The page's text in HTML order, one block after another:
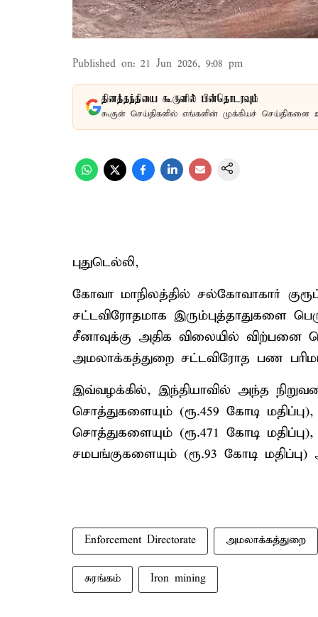
Published on: 21 Jun 2026, 9:08 pm
தினத்தந்தியை கூகுளில் பின்தொடரவும்
கூகுள் செய்திகளில் எங்களின் முக்கியச் செய்திகளை
புதுடெல்லி,
கோவா மாநிலத்தில் சல்கோவாகார்
சட்டவிரோதமாக இரும்புத்தாதுகளை
சீனாவுக்கு அதிக விலையில் விற்பனை
அமலாக்கத்துறை சட்டவிரோத பண
இவ்வழக்கில், இந்தியாவில் அந்த
சொத்துகளையும் (ரூ.459 கோடி
சொத்துகளையும் (ரூ.471 கோடி
சமபங்குகளையும் (ரூ.93 கோடி
Enforcement Directorate அமலாக்கத்துறை
சுரங்கம் Iron mining